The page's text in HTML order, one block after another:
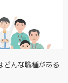
どんな職種がある